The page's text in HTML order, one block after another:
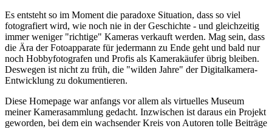
Es entsteht so im Moment die paradoxe Situation, dass so viel
fotografiert wird, wie noch nie in der Geschichte - und gleichzeitig
immer weniger "richtige" Kameras verkauft werden. Mag sein, dass
die Ära der Fotoapparate für jedermann zu Ende geht und bald nur
noch Hobbyfotografen und Profis als Kamerakäufer übrig bleiben.
Deswegen ist nicht zu früh, die "wilden Jahre" der Digitalkamera-
Entwicklung zu dokumentieren.
Diese Homepage war anfangs vor allem als virtuelles Museum
meiner Kamerasammlung gedacht. Inzwischen ist daraus ein Projekt
geworden, bei dem ein wachsender Kreis von Autoren tolle Beiträge